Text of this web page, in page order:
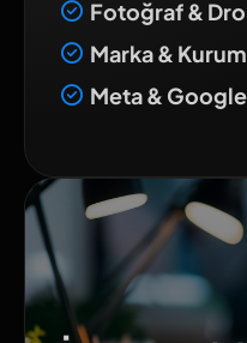
Fotoğraf &
Marka &
Meta &